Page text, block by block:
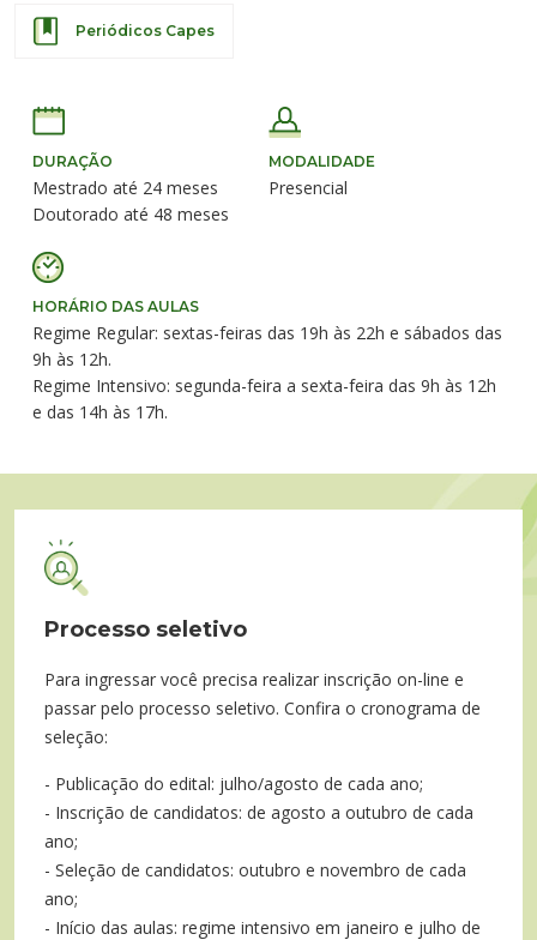
Periódicos Capes
DURAÇÃO
Mestrado até 24 meses
Doutorado até 48 meses
MODALIDADE
Presencial
HORÁRIO DAS AULAS
Regime Regular: sextas-feiras das 19h às 22h e sábados das
9h às 12h.
Regime Intensivo: segunda-feira a sexta-feira das 9h às 12h
e das 14h às 17h.
Processo seletivo
Para ingressar você precisa realizar inscrição on-line e
passar pelo processo seletivo. Confira o cronograma de
seleção:
- Publicação do edital: julho/agosto de cada ano;
- Inscrição de candidatos: de agosto a outubro de cada
ano;
- Seleção de candidatos: outubro e novembro de cada
ano;
- Início das aulas: regime intensivo em janeiro e julho de